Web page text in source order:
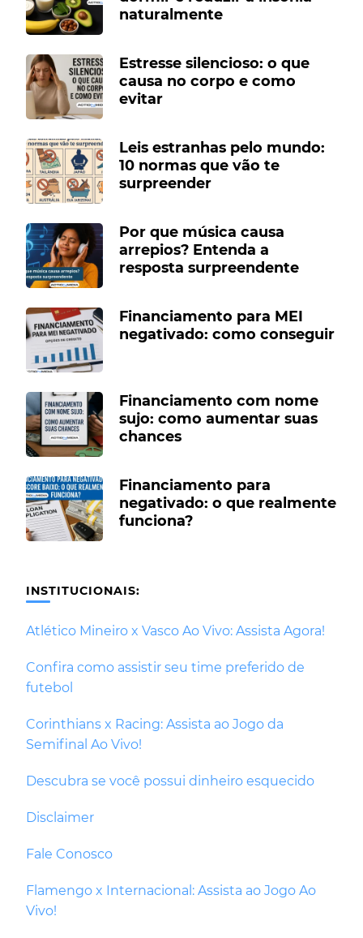
naturalmente
Estresse silencioso: o que
causa no corpo e como
evitar
Leis estranhas pelo mundo:
10 normas que vão te
surpreender
Por que música causa
arrepios? Entenda a
resposta surpreendente
Financiamento para MEI
negativado: como conseguir
Financiamento com nome
sujo: como aumentar suas
chances
Financiamento para
negativado: o que realmente
funciona?
INSTITUCIONAIS:
Atlético Mineiro x Vasco Ao Vivo: Assista Agora!
Confira como assistir seu time preferido de
futebol
Corinthians x Racing: Assista ao Jogo da
Semifinal Ao Vivo!
Descubra se você possui dinheiro esquecido
Disclaimer
Fale Conosco
Flamengo x Internacional: Assista ao Jogo Ao
Vivo!